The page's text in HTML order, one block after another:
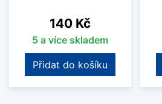
Cena
140 Kč
5 a více skladem
Přidat do košíku